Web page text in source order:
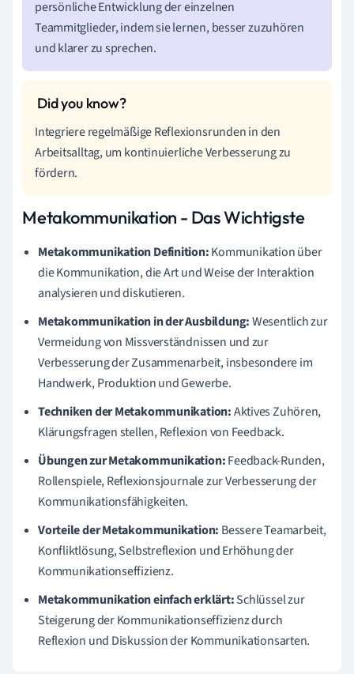
persönliche Entwicklung der einzelnen
Teammitglieder, indem sie lernen, besser zuzuhören
und klarer zu sprechen.
Integriere regelmäßige Reflexionsrunden in den
Arbeitsalltag, um kontinuierliche Verbesserung zu
fördern.
Metakommunikation - Das Wichtigste
Metakommunikation Definition:Kommunikation über
die Kommunikation, die Art und Weise der Interaktion
analysieren und diskutieren.
Metakommunikation in der Ausbildung:Wesentlich zur
Vermeidung von Missverständnissen und zur
Verbesserung der Zusammenarbeit, insbesondere im
Handwerk, Produktion und Gewerbe.
Techniken der Metakommunikation:Aktives Zuhören,
Klärungsfragen stellen, Reflexion von Feedback.
Übungen zur Metakommunikation:Feedback-Runden,
Rollenspiele, Reflexionsjournale zur Verbesserung der
Kommunikationsfähigkeiten.
Vorteile der Metakommunikation: Bessere Teamarbeit,
Konfliktlösung, Selbstreflexion und Erhöhung der
Kommunikationseffizienz.
Metakommunikation einfach erklärt:Schlüssel zur
Steigerung der Kommunikationseffizienz durch
Reflexion und Diskussion der Kommunikationsarten.